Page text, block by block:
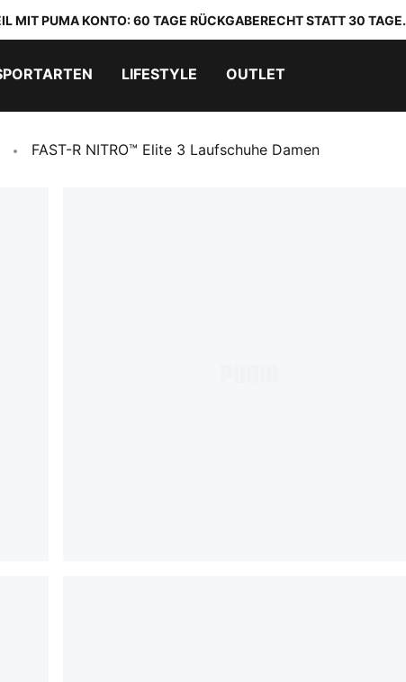
MIT PUMA KONTO: 60 TAGE RÜCKGABERECHT STATT 30 TAGE.
LIFESTYLE OUTLET
FAST-R NITRO™ Elite 3 Laufschuhe Damen